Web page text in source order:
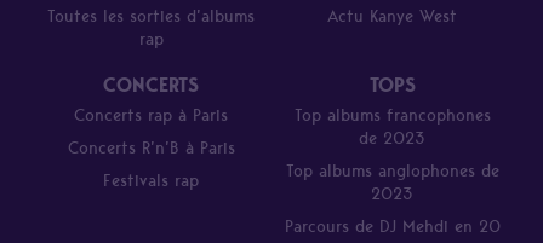
Toutes les sorties d’albums
rap
Actu Kanye West
CONCERTS
Concerts rap à Paris
Concerts R’n’B à Paris
Festivals rap
TOPS
Top albums francophones
de 2023
Top albums anglophones de
2023
Parcours de DJ Mehdi en 20